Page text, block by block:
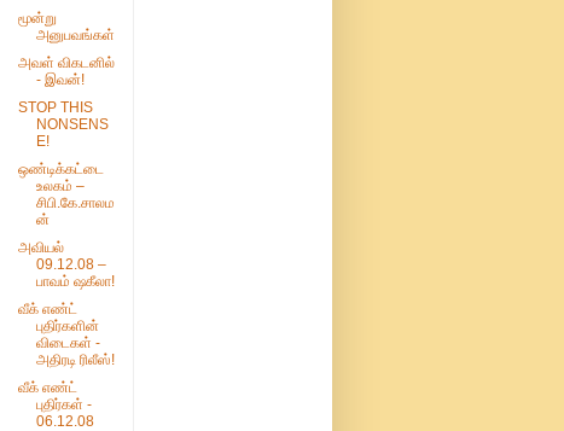
மூன்று
அனுபவங்கள்
அவள் விகடனில்
- இவன்!
STOP THIS
NONSENS
E!
ஒண்டிக்கட்டை
உலகம் –
சிபி.கே.சாலம
ன்
அவியல்
09.12.08 –
பாவம் ஷகீலா!
வீக் எண்ட்
புதிர்களின்
விடைகள் -
அதிரடி ரிலீஸ்!
வீக் எண்ட்
புதிர்கள் -
06.12.08